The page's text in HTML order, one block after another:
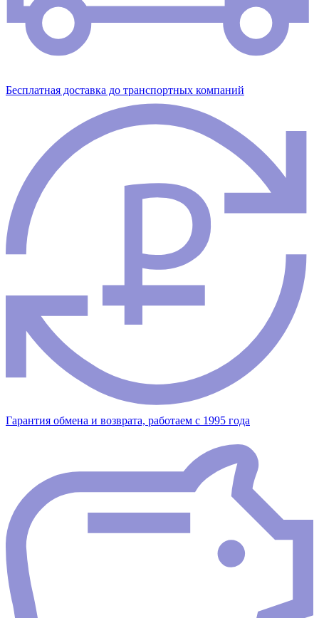
Бесплатная доставка до транспортных компаний
Гарантия обмена и возврата, работаем с 1995 года